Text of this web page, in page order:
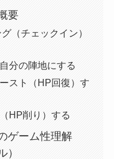
要
（チェックイン）
分の陣地にする
スト（HP回復）す
HP削り）する
ゲーム性理解
）